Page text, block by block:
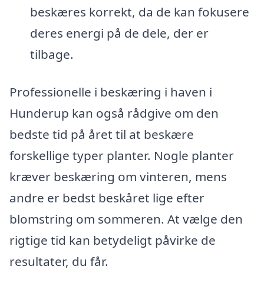
beskæres korrekt, da de kan fokusere
deres energi på de dele, der er
tilbage.
Professionelle i beskæring i haven i
Hunderup kan også rådgive om den
bedste tid på året til at beskære
forskellige typer planter. Nogle planter
kræver beskæring om vinteren, mens
andre er bedst beskåret lige efter
blomstring om sommeren. At vælge den
rigtige tid kan betydeligt påvirke de
resultater, du får.